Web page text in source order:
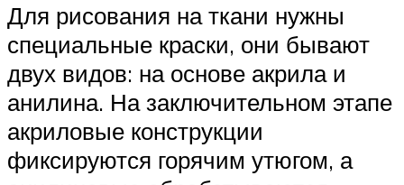
Для рисования на ткани нужны
специальные краски, они бывают
двух видов: на основе акрила и
анилина. На заключительном этапе
акриловые конструкции
фиксируются горячим утюгом, а